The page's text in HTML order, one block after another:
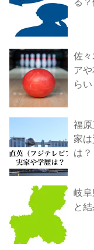
佐
ア
らい
福
家
は？
岐
と